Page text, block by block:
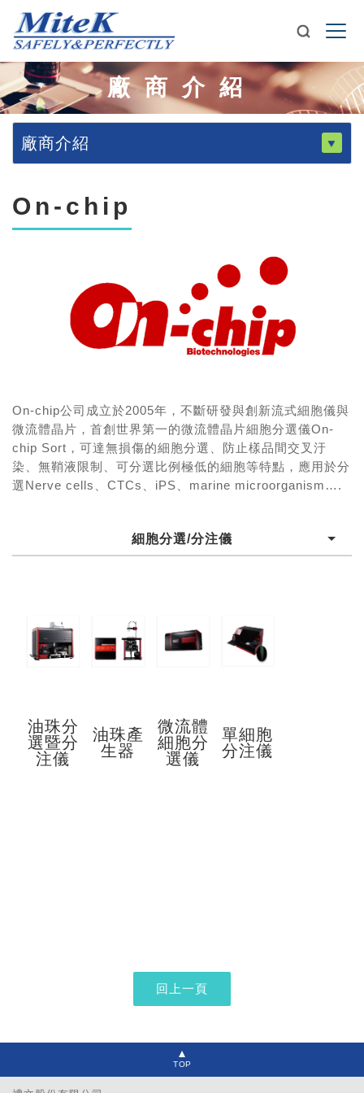
廠商介紹
廠商介紹
On-chip
On-chip公司成立於2005年，不斷研發與創新流式細胞儀與
微流體晶片，首創世界第一的微流體晶片細胞分選儀On-
chip Sort，可達無損傷的細胞分選、防止樣品間交叉汙
染、無鞘液限制、可分選比例極低的細胞等特點，應用於分
選Nerve cells、CTCs、iPS、marine microorganism….
細胞分選/分注儀
油珠分
選暨分
注儀
油珠產
生器
微流體
細胞分
選儀
單細胞
分注儀
TOP